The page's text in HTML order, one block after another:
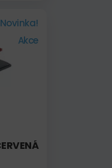
Novinka!
Akce